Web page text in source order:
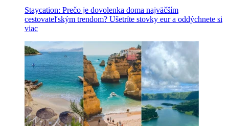
Staycation: Prečo je dovolenka doma najväčším
cestovateľským trendom? Ušetríte stovky eur a oddýchnete si
viac